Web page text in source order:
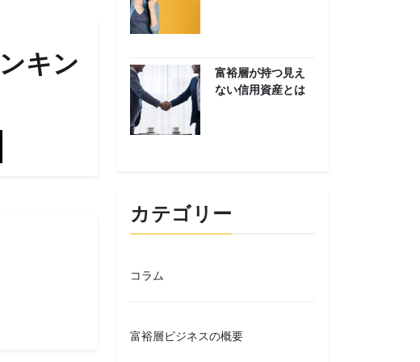
キン
富裕層が持つ見え
ない信用資産とは
カテゴリー
コラム
富裕層ビジネスの概要